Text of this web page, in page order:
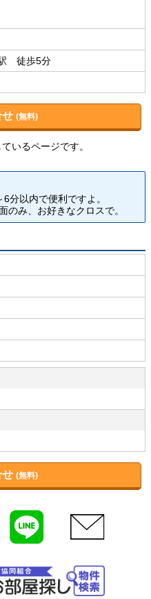
徒歩5分
せ (無料)
いるページです。
分以内で便利ですよ。
のみ、お好きなクロスで。
せ (無料)